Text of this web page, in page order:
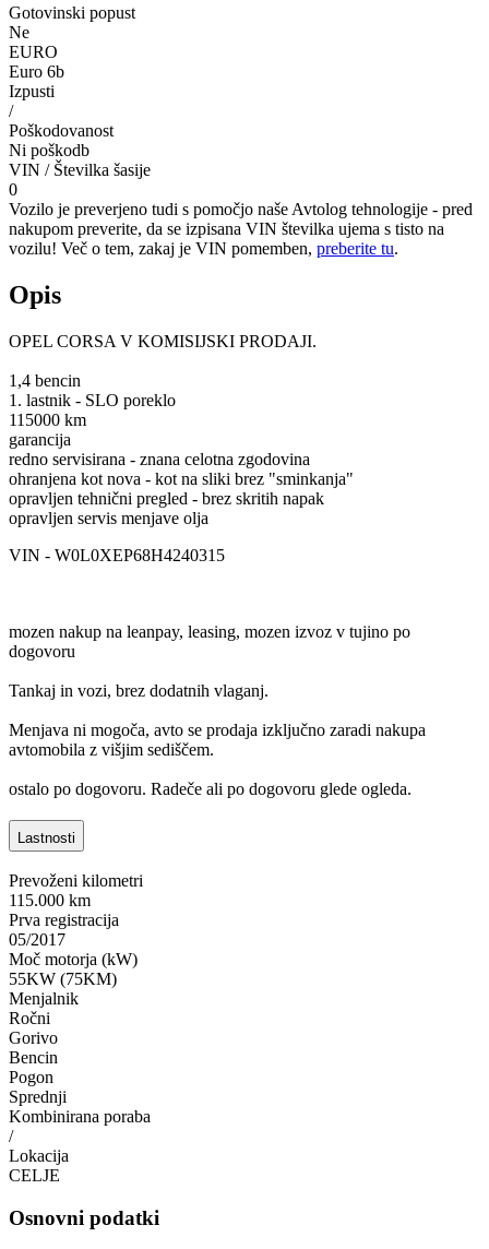
Gotovinski popust
Ne
EURO
Euro 6b
Izpusti
/
Poškodovanost
Ni poškodb
VIN / Številka šasije
0
Vozilo je preverjeno tudi s pomočjo naše Avtolog tehnologije - pred
nakupom preverite, da se izpisana VIN številka ujema s tisto na
vozilu! Več o tem, zakaj je VIN pomemben, preberite tu.
Opis
OPEL CORSA V KOMISIJSKI PRODAJI.
1,4 bencin
1. lastnik - SLO poreklo
115000 km
garancija
redno servisirana - znana celotna zgodovina
ohranjena kot nova - kot na sliki brez "sminkanja"
opravljen tehnični pregled - brez skritih napak
opravljen servis menjave olja
VIN - W0L0XEP68H4240315
mozen nakup na leanpay, leasing, mozen izvoz v tujino po
dogovoru
Tankaj in vozi, brez dodatnih vlaganj.
Menjava ni mogoča, avto se prodaja izključno zaradi nakupa
avtomobila z višjim sediščem.
ostalo po dogovoru. Radeče ali po dogovoru glede ogleda.
Lastnosti
Prevoženi kilometri
115.000 km
Prva registracija
05/2017
Moč motorja (kW)
55KW (75KM)
Menjalnik
Ročni
Gorivo
Bencin
Pogon
Sprednji
Kombinirana poraba
/
Lokacija
CELJE
Osnovni podatki